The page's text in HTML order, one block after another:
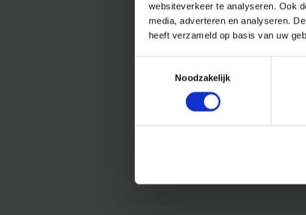
websiteverkeer te analyseren. Ook
media, adverteren en analyseren.
heeft verzameld op basis van uw
Noodzakelijk